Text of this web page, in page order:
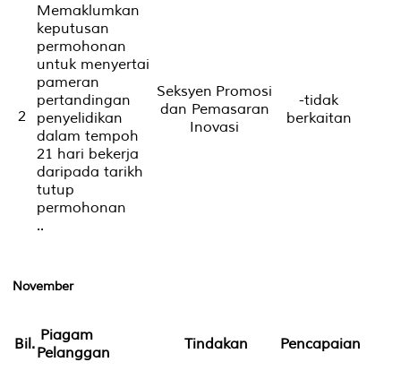
2
Memaklumkan
keputusan
permohonan
untuk menyertai
pameran
pertandingan
penyelidikan
dalam tempoh
21 hari bekerja
daripada tarikh
tutup
permohonan
..
Seksyen Promosi
dan Pemasaran
Inovasi
-tidak
berkaitan
November
Bil. Piagam
Pelanggan
Tindakan Pencapaian